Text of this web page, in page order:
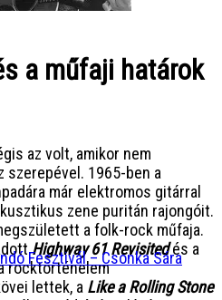
a műfaji határok
az volt, amikor nem
szerepével. 1965-ben a
már elektromos gitárral
zene puritán rajongóit.
a folk-rock műfaja.
Highway 61 Revisited és a
rocktörténelem
lettek, a Like a Rolling Stone